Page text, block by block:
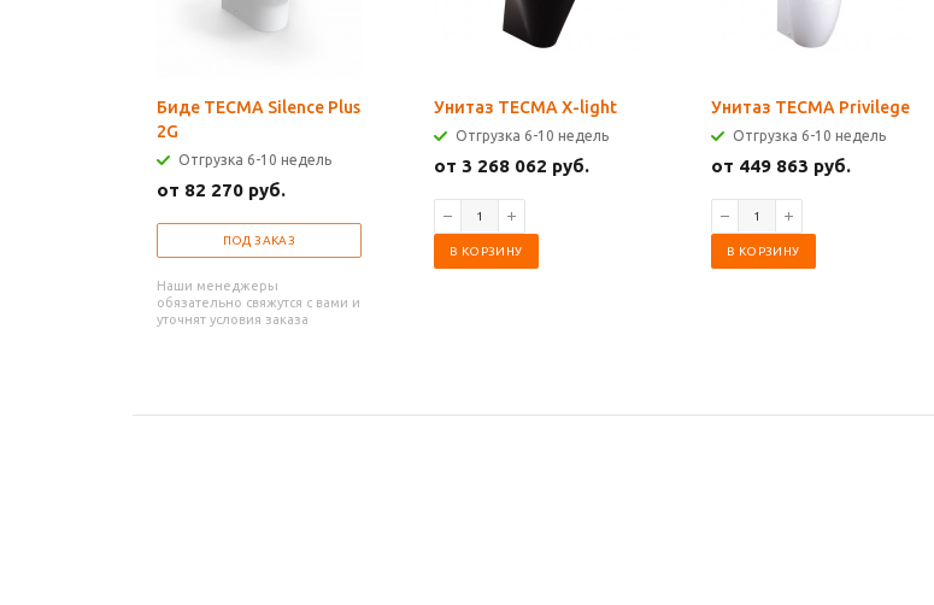
Биде TECMA Silence Plus
2G
Отгрузка 6-10 недель
от 82 270 руб.
ПОД ЗАКАЗ
Наши менеджеры
обязательно свяжутся с вами и
уточнят условия заказа
Унитаз TECMA X-light
Отгрузка 6-10 недель
от 3 268 062 руб.
В КОРЗИНУ
Унитаз TECMA Privilege
Отгрузка 6-10 недель
от 449 863 руб.
В КОРЗИНУ